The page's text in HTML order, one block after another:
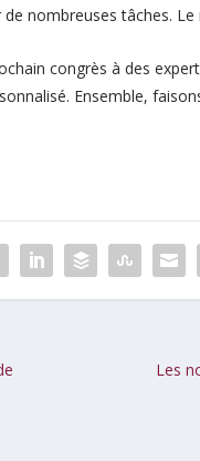
nombreuses tâches.
congrès à des
Ensemble,
Les